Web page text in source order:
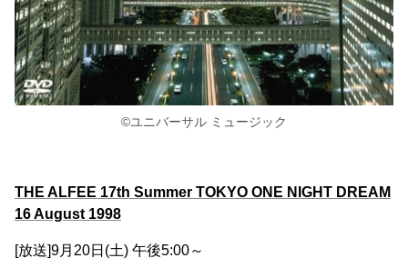
©ユニバーサル ミュージック
THE ALFEE 17th Summer TOKYO ONE NIGHT DREAM
16 August 1998
[放送]9月20日(土) 午後5:00～